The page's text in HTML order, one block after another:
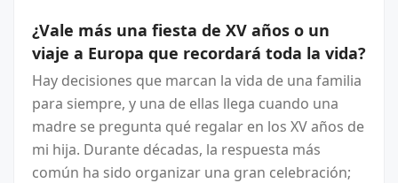
¿Vale más una fiesta de XV años o un
viaje a Europa que recordará toda la vida?
Hay decisiones que marcan la vida de una familia
para siempre, y una de ellas llega cuando una
madre se pregunta qué regalar en los XV años de
mi hija. Durante décadas, la respuesta más
común ha sido organizar una gran celebración;